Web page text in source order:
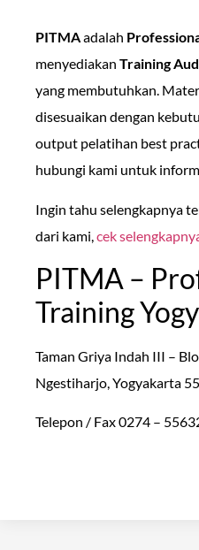
PITMAadalah
menyediakan Training
yang membutuhkan.
disesuaikan dengan
output pelatihan best
hubungi kami untuk
Ingin tahu selengkapnya
dari kami, cek
PITMA –
Training
Taman Griya Indah III –
Ngestiharjo, Yogyakarta
Telepon / Fax 0274 –